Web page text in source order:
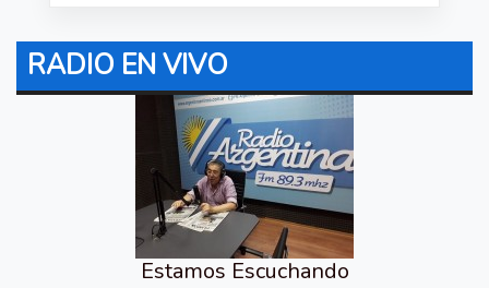
RADIO EN VIVO
Estamos Escuchando